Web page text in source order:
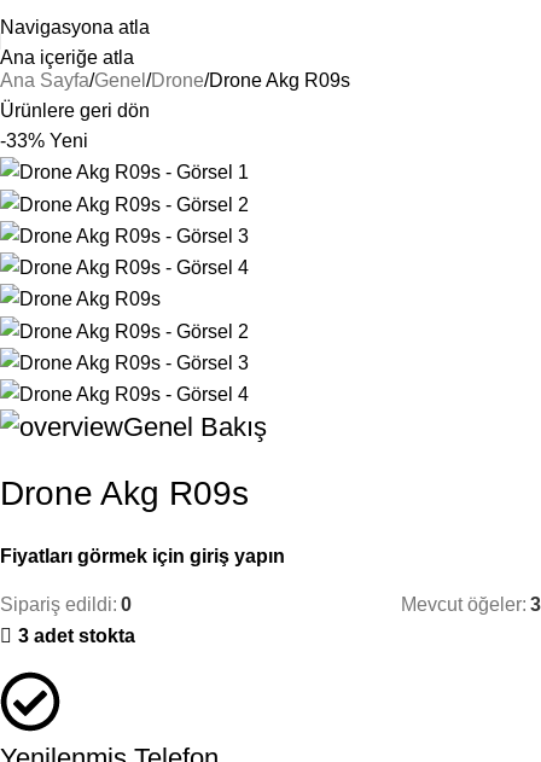
Navigasyona atla
Ana içeriğe atla
Ana Sayfa Genel Drone Drone Akg R09s
Ürünlere geri dön
-33% Yeni
Genel Bakış
Drone Akg R09s
Fiyatları görmek için giriş yapın
Sipariş edildi: 0 Mevcut öğeler: 3
3 adet stokta